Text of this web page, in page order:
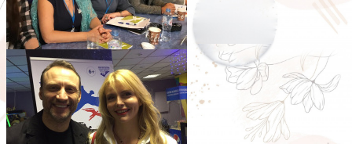
pic0116_04